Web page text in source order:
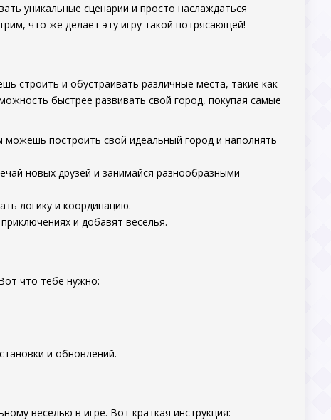
уникальные сценарии и просто наслаждаться
что же делает эту игру такой потрясающей!
строить и обустраивать различные места, такие как
быстрее развивать свой город, покупая самые
можешь построить свой идеальный город и наполнять
новых друзей и занимайся разнообразными
логику и координацию.
и добавят веселья.
что тебе нужно:
и обновлений.
веселью в игре. Вот краткая инструкция: